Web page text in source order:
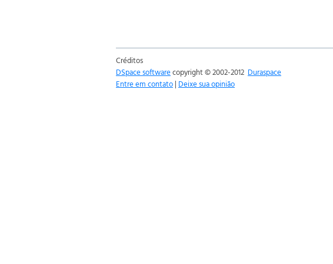
Créditos
DSpace softwarecopyright © 2002-2012 Duraspace
Entre em contato | Deixe sua opinião